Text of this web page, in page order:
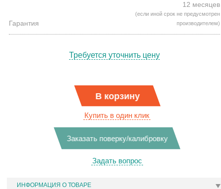
Гарантия
12 месяцев
(если иной срок не предусмотрен
производителем)
Требуется уточнить цену
В корзину
Купить в один клик
Заказать поверку/калибровку
Задать вопрос
ИНФОРМАЦИЯ О ТОВАРЕ